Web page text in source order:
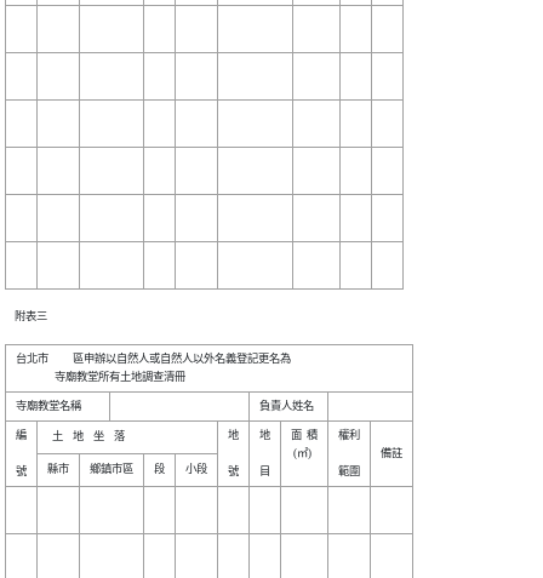
    附表三
台北市          區申辦以自然人或自然人以外名義登記更名為
編 地 地
面  積
權利
備註